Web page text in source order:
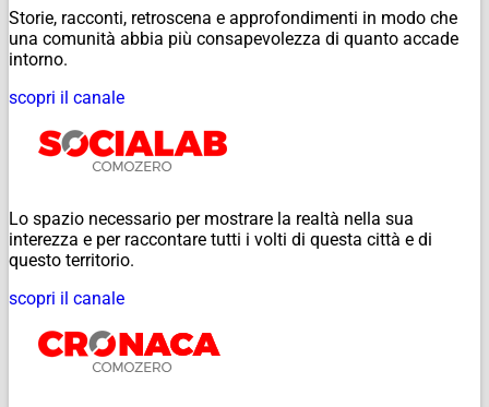
Storie, racconti, retroscena e approfondimenti in modo che
una comunità abbia più consapevolezza di quanto accade
intorno.
scopri il canale
Lo spazio necessario per mostrare la realtà nella sua
interezza e per raccontare tutti i volti di questa città e di
questo territorio.
scopri il canale